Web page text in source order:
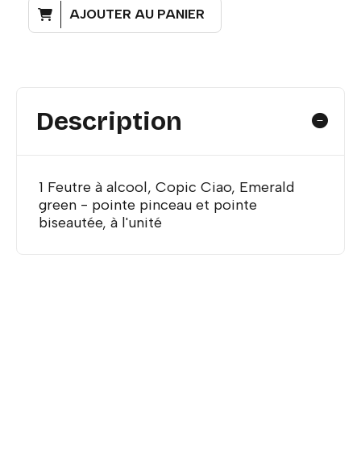
AJOUTER AU PANIER
Description
1 Feutre à alcool, Copic Ciao, Emerald
green - pointe pinceau et pointe
biseautée, à l'unité